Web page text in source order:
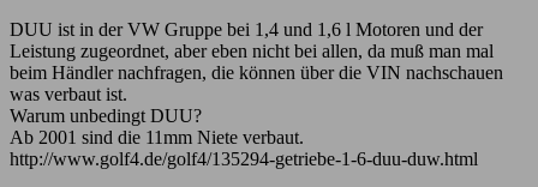
DUU ist in der VW Gruppe bei 1,4 und 1,6 l Motoren und der
Leistung zugeordnet, aber eben nicht bei allen, da muß man mal
beim Händler nachfragen, die können über die VIN nachschauen
was verbaut ist.
Warum unbedingt DUU?
Ab 2001 sind die 11mm Niete verbaut.
http://www.golf4.de/golf4/135294-getriebe-1-6-duu-duw.html